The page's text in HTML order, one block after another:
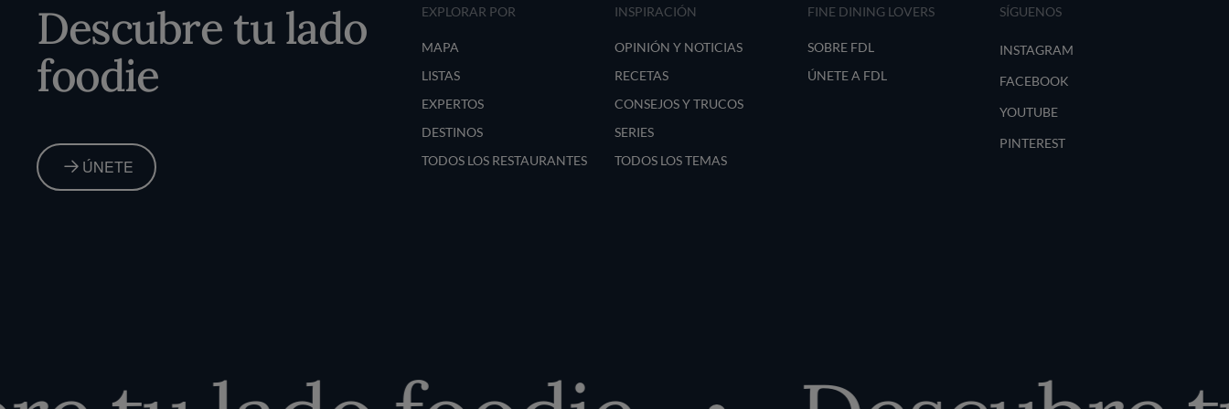
Descubre tu lado
foodie
ÚNETE
EXPLORAR POR
MAPA
LISTAS
EXPERTOS
DESTINOS
TODOS LOS RESTAURANTES
INSPIRACIÓN
OPINIÓN Y NOTICIAS
RECETAS
CONSEJOS Y TRUCOS
SERIES
TODOS LOS TEMAS
FINE DINING LOVERS
SOBRE FDL
ÚNETE A FDL
SÍGUENOS
INSTAGRAM
FACEBOOK
YOUTUBE
PINTEREST